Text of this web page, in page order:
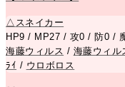
△ スネイカー
HP9 / MP27 / 攻0 / 防0 /
海藤ウィルス / 海藤ウィル
ﾗｲ / ウロボロス